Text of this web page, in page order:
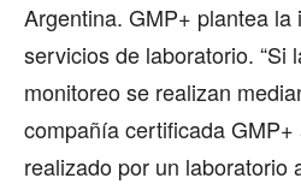
Argentina. GMP+ plantea la
servicios de laboratorio. “Si
monitoreo se realizan
compañía certificada
realizado por un laboratorio